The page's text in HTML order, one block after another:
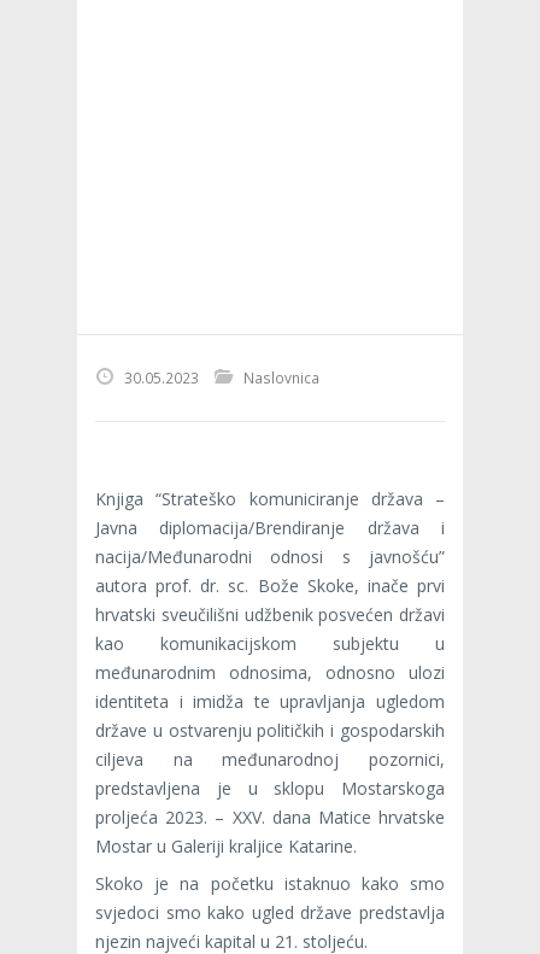
30.05.2023 Naslovnica
Knjiga “Strateško komuniciranje država –
Javna diplomacija/Brendiranje država i
nacija/Međunarodni odnosi s javnošću”
autora prof. dr. sc. Bože Skoke, inače prvi
hrvatski sveučilišni udžbenik posvećen državi
kao komunikacijskom subjektu u
međunarodnim odnosima, odnosno ulozi
identiteta i imidža te upravljanja ugledom
države u ostvarenju političkih i gospodarskih
ciljeva na međunarodnoj pozornici,
predstavljena je u sklopu Mostarskoga
proljeća 2023. – XXV. dana Matice hrvatske
Mostar u Galeriji kraljice Katarine.
Skoko je na početku istaknuo kako smo
svjedoci smo kako ugled države predstavlja
njezin najveći kapital u 21. stoljeću.